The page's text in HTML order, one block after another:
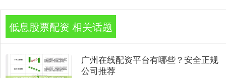
低息股票配资 相关话题
广州在线配资平台有哪些？安全正规
公司推荐